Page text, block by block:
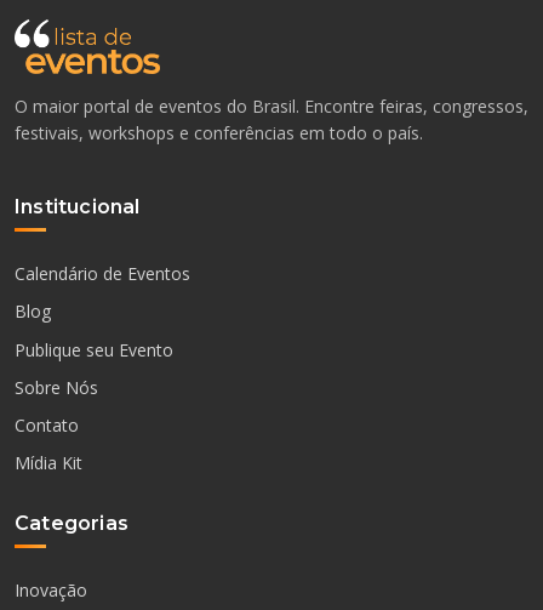
O maior portal de eventos do Brasil. Encontre feiras, congressos,
festivais, workshops e conferências em todo o país.
Institucional
Calendário de Eventos
Blog
Publique seu Evento
Sobre Nós
Contato
Mídia Kit
Categorias
Inovação